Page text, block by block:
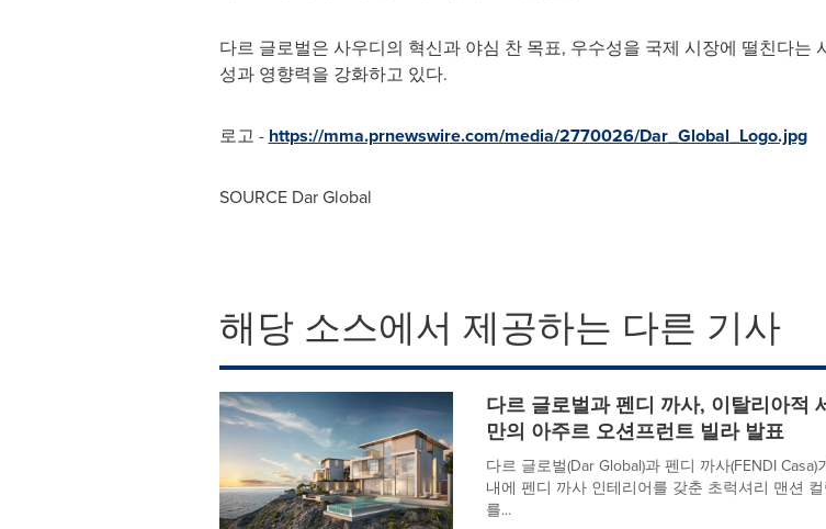
다르 글로벌은 사우디의 혁신과 야심 찬 목표, 우수성을 국제 시장에 떨친다는
성과 영향력을 강화하고 있다.
로고 - https://mma.prnewswire.com/media/2770026/Dar_Global_Logo.jpg
SOURCE Dar Global
해당 소스에서 제공하는 다른 기사
다르 글로벌과 펜디 까사, 이탈리아적
만의 아주르 오션프런트 빌라 발표
다르 글로벌(Dar Global)과 펜디 까사(FENDI
내에 펜디 까사 인테리어를 갖춘 초럭셔리 맨션
를...